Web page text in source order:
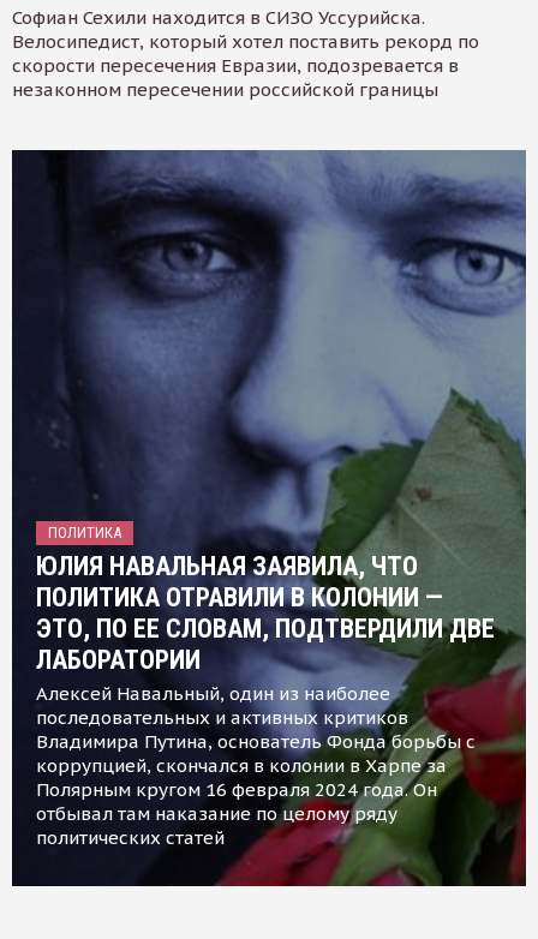
Софиан Сехили находится в СИЗО Уссурийска.
Велосипедист, который хотел поставить рекорд по
скорости пересечения Евразии, подозревается в
незаконном пересечении российской границы
ПОЛИТИКА
ЮЛИЯ НАВАЛЬНАЯ ЗАЯВИЛА, ЧТО
ПОЛИТИКА ОТРАВИЛИ В КОЛОНИИ —
ЭТО, ПО ЕЕ СЛОВАМ, ПОДТВЕРДИЛИ ДВЕ
ЛАБОРАТОРИИ
Алексей Навальный, один из наиболее
последовательных и активных критиков
Владимира Путина, основатель Фонда борьбы с
коррупцией, скончался в колонии в Харпе за
Полярным кругом 16 февраля 2024 года. Он
отбывал там наказание по целому ряду
политических статей